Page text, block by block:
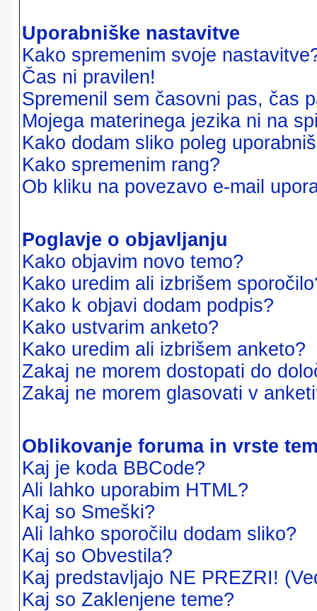
Uporabniške nastavitve
Kako spremenim svoje
Čas ni pravilen!
Spremenil sem časovni pas, čas
Mojega materinega jezika ni na
Kako dodam sliko poleg
Kako spremenim rang?
Ob kliku na povezavo e-mail
Poglavje o objavljanju
Kako objavim novo temo?
Kako uredim ali izbrišem
Kako k objavi dodam podpis?
Kako ustvarim anketo?
Kako uredim ali izbrišem anketo?
Zakaj ne morem dostopati do
Zakaj ne morem glasovati v
Oblikovanje foruma in vrste
Kaj je koda BBCode?
Ali lahko uporabim HTML?
Kaj so Smeški?
Ali lahko sporočilu dodam sliko?
Kaj so Obvestila?
Kaj predstavljajo NE PREZRI!
Kaj so Zaklenjene teme?